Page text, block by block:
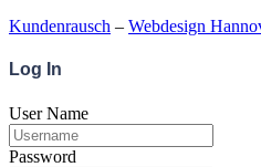
Kundenrausch – Webdesign
Log In
User Name
Password